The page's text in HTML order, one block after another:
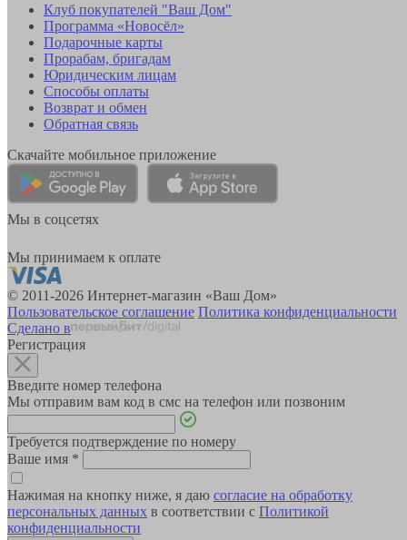
Клуб покупателей "Ваш Дом"
Программа «Новосёл»
Подарочные карты
Прорабам, бригадам
Юридическим лицам
Способы оплаты
Возврат и обмен
Обратная связь
Скачайте мобильное приложение
Мы в соцсетях
Мы принимаем к оплате
© 2011-2026 Интернет-магазин «Ваш Дом»
Пользовательское соглашение Политика конфиденциальности
Сделано в
Регистрация
Введите номер телефона
Мы отправим вам код в смс на телефон или позвоним
Требуется подтверждение по номеру
Ваше имя *
Нажимая на кнопку ниже, я даю согласие на обработку
персональных данных в соответствии с Политикой
конфиденциальности